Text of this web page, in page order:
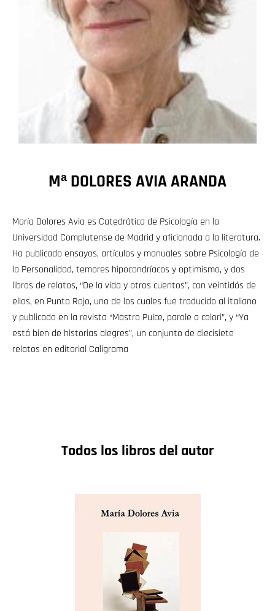
Mª DOLORES AVIA ARANDA
María Dolores Avia es Catedrática de Psicología en la
Universidad Complutense de Madrid y aficionada a la literatura.
Ha publicado ensayos, artículos y manuales sobre Psicología de
la Personalidad, temores hipocondríacos y optimismo, y dos
libros de relatos, “De la vida y otros cuentos”, con veintidós de
ellos, en Punto Rojo, uno de los cuales fue traducido al italiano
y publicado en la revista “Mastro Pulce, parole a colori”, y “Ya
está bien de historias alegres”, un conjunto de diecisiete
relatos en editorial Caligrama
Todos los libros del autor